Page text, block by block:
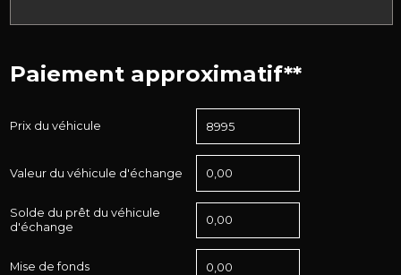
Paiement approximatif**
Prix du véhicule
Valeur du véhicule d'échange
Solde du prêt du véhicule
d'échange
Mise de fonds